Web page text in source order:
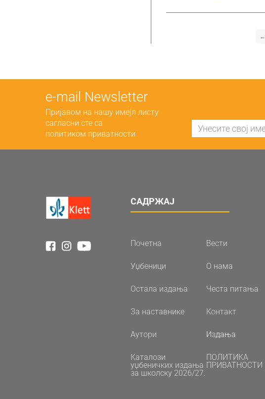
←
е-mail Newsletter
Пријавом на нашу имејл листу
сагласни сте са
политиком приватности
САДРЖАЈ
Почетна Вести
Уџбеници О нама
Остала издања Честа питања
За наставнике Контакт
Аутори Издања
Каталози
уџбеничких издања
за школску 2026/27.
ПОЛИТИКА
ПРИВАТНОСТИ